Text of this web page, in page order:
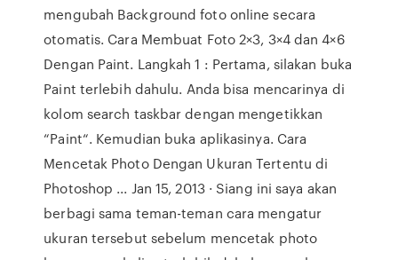
mengubah Background foto online secara
otomatis. Cara Membuat Foto 2×3, 3×4 dan 4×6
Dengan Paint. Langkah 1 : Pertama, silakan buka
Paint terlebih dahulu. Anda bisa mencarinya di
kolom search taskbar dengan mengetikkan
“Paint“. Kemudian buka aplikasinya. Cara
Mencetak Photo Dengan Ukuran Tertentu di
Photoshop ... Jan 15, 2013 · Siang ini saya akan
berbagi sama teman-teman cara mengatur
ukuran tersebut sebelum mencetak photo